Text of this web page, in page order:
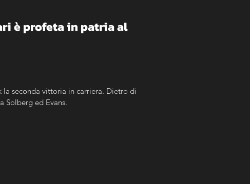
è profeta in patria al
seconda vittoria in carriera. Dietro di
Solberg ed Evans.